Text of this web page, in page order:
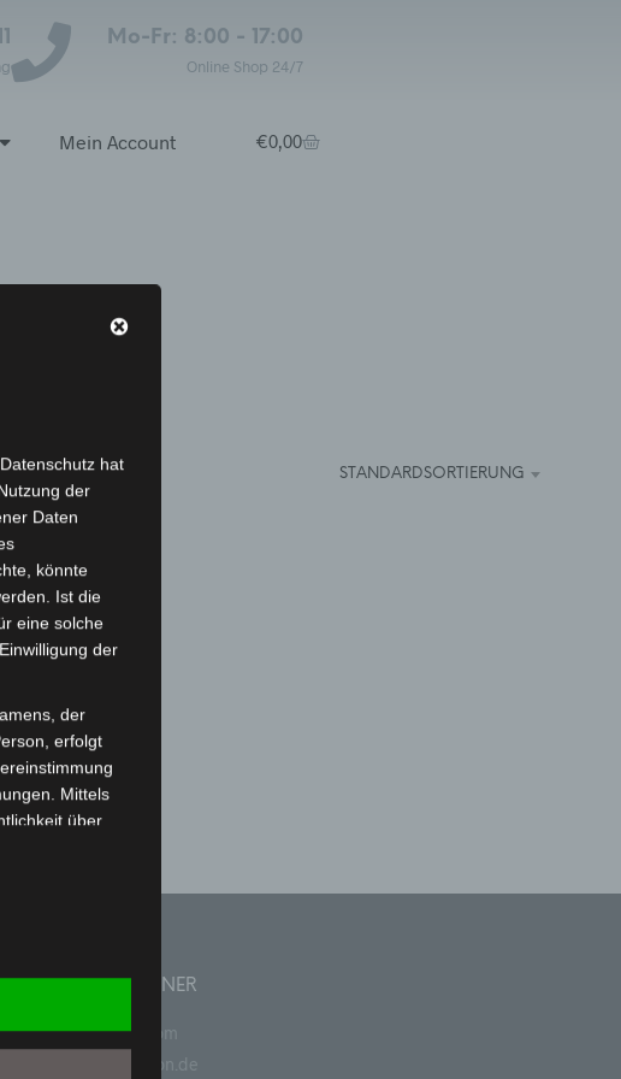
Mo-Fr: 8:00 - 17:00
Online Shop 24/7
Mein Account €0,00
STANDARDSORTIERUNG
UNSERE PARTNER
www.papyrus.com
www.papierunion.de
hat
der
Daten
könnte
Ist die
eine solche
der
der
erfolgt
Mittels
über
mittels
und
Person